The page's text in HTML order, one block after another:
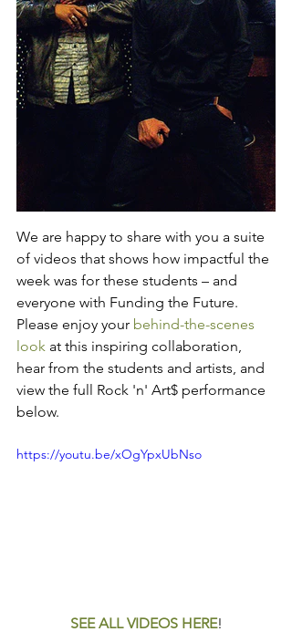
We are happy to share with you a suite
of videos that shows how impactful the
week was for these students – and
everyone with Funding the Future.
Please enjoy your behind-the-scenes
look at this inspiring collaboration,
hear from the students and artists, and
view the full Rock 'n' Art$ performance
below.
https://youtu.be/xOgYpxUbNso
SEE ALL VIDEOS HERE!